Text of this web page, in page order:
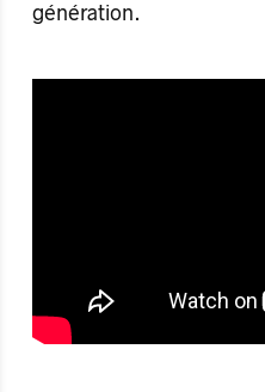
génération.